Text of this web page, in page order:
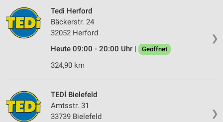
❯
Tedi Herford
Bäckerstr. 24
32052 Herford
Heute 09:00 - 20:00 Uhr |
Geöffnet
324,90 km
❯
TEDİ Bielefeld
Amtsstr. 31
33739 Bielefeld